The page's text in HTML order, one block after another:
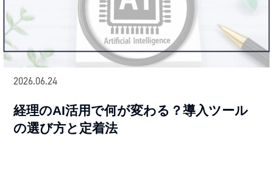
2026.06.24
経理のAI活用で何が変わる？導入ツール
の選び方と定着法